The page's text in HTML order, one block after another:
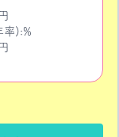
率):%